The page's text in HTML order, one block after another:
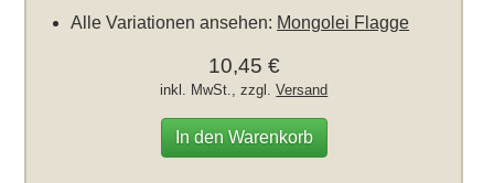
Alle Variationen ansehen: Mongolei Flagge
10,45 €
inkl. MwSt., zzgl.Versand
In den Warenkorb